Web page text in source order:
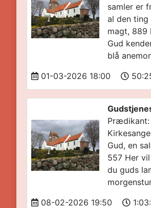
samler er
al den ting
magt, 889
Gud
blå
01-03-2026 18:00
Prædikant:
Gud, en
557 Her
du guds
08-02-2026 19:50